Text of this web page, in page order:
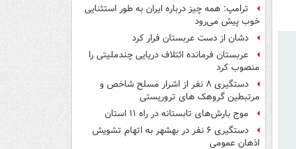
ترامپ: همه چیز درباره ایران به طور استثنایی
خوب پیش می‌رود
دشان از دست عربستان فرار کرد
عربستان فرمانده ائتلاف دریایی چندملیتی را
منصوب کرد
دستگیری ۸ نفر از اشرار مسلح شاخص و
مرتبطین گروهک های تروریستی
موج بارش‌های تابستانه در راه ۱۱ استان
دستگیری ۶ نفر در بهشهر به اتهام تشویش
اذهان عمومی